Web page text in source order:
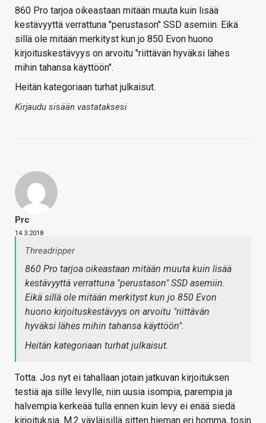
860 Pro tarjoa oikeastaan mitään muuta kuin lisää
kestävyyttä verrattuna "perustason" SSD asemiin. Eikä
sillä ole mitään merkityst kun jo 850 Evon huono
kirjoituskestävyys on arvoitu "riittävän hyväksi lähes
mihin tahansa käyttöön".
Heitän kategoriaan turhat julkaisut.
Kirjaudu sisään vastataksesi
Prc
14.3.2018
Threadripper
860 Pro tarjoa oikeastaan mitään muuta kuin lisää
kestävyyttä verrattuna "perustason" SSD asemiin.
Eikä sillä ole mitään merkityst kun jo 850 Evon
huono kirjoituskestävyys on arvoitu "riittävän
hyväksi lähes mihin tahansa käyttöön".
Heitän kategoriaan turhat julkaisut.
Totta. Jos nyt ei tahallaan jotain jatkuvan kirjoituksen
testiä aja sille levylle, niin uusia isompia, parempia ja
halvempia kerkeää tulla ennen kuin levy ei enää siedä
kirjoituksia. M.2 väyläisillä sitten hieman eri homma, tosin